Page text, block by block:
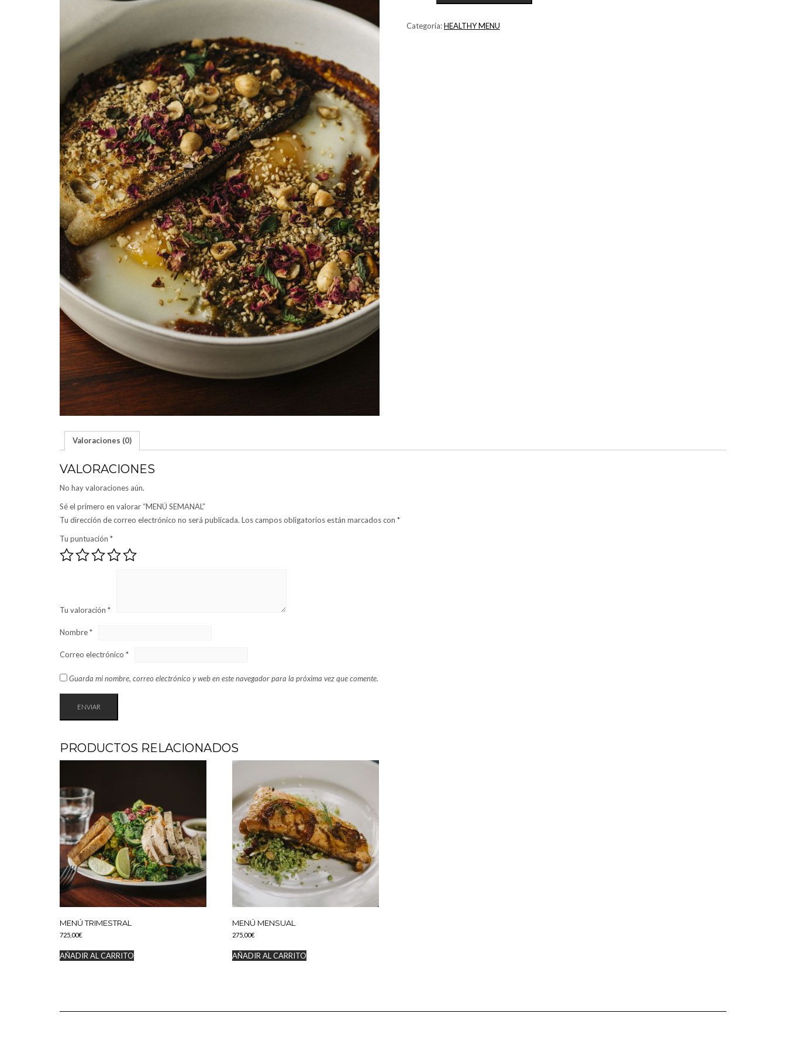
Categoría:HEALTHY MENU
Valoraciones (0)
VALORACIONES
No hay valoraciones aún.
Sé el primero en valorar “MENÚ SEMANAL”
Tu dirección de correo electrónico no será publicada. Los campos obligatorios están marcados con *
Tu puntuación *
Tu valoración *
Nombre*
Correo electrónico *
Guarda mi nombre, correo electrónico y web en este navegador para la próxima vez que comente.
PRODUCTOS RELACIONADOS
MENÚ TRIMESTRAL
725,00€
AÑADIR AL CARRITO
MENÚ MENSUAL
275,00€
AÑADIR AL CARRITO